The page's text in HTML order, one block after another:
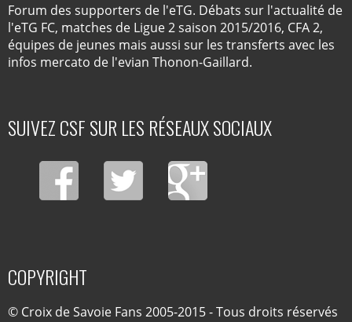
Forum des supporters de l'eTG. Débats sur l'actualité de
l'eTG FC, matches de Ligue 2 saison 2015/2016, CFA 2,
équipes de jeunes mais aussi sur les transferts avec les
infos mercato de l'evian Thonon-Gaillard.
SUIVEZ CSF SUR LES RÉSEAUX SOCIAUX
COPYRIGHT
© Croix de Savoie Fans 2005-2015 - Tous droits réservés